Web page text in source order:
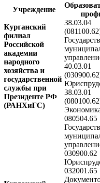
Учреждение
Курганский
филиал
Российской
академии
народного
хозяйства и
государственной
службы при
Президенте РФ
(РАНХиГС)
38.03.04
40.03.01
38.03.01
080504.65
030900.62
032001.65